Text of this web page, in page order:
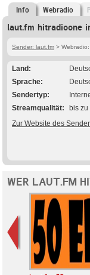
Info Webradio
laut.fm hitradioone
Sender: laut.fm >
Land
Sprache
Sendertyp
Streamqualität
bis
Zur Website des
WER LAUT.FM